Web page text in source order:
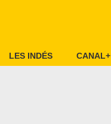
LES INDÉS CANAL+